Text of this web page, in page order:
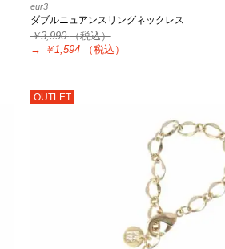
eur3
ダブルニュアンスリングネックレス
￥3,990（税込）
→
￥1,594 （税込）
OUTLET